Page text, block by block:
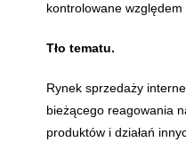
kontrolowane względem
Tło tematu.
Rynek sprzedaży
bieżącego reagowania
produktów i działań